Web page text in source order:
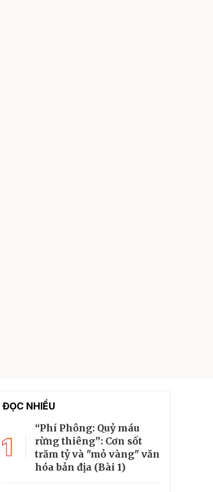
ĐỌC NHIỀU
1
“Phí Phông: Quỷ máu
rừng thiêng”: Cơn sốt
trăm tỷ và "mỏ vàng" văn
hóa bản địa (Bài 1)